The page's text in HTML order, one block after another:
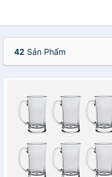
42 Sản Phẩm